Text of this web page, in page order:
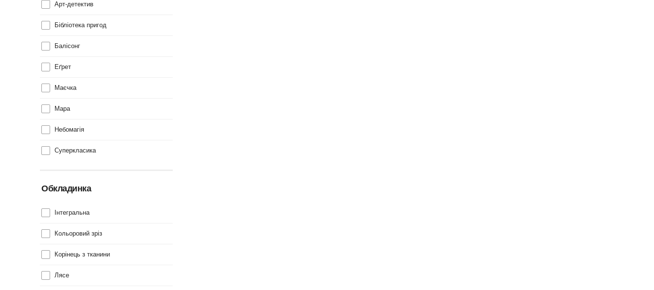
Арт-детектив
Бібліотека пригод
Балісонг
Еґрет
Маєчка
Мара
Небомагія
Суперкласика
Обкладинка
Інтегральна
Кольоровий зріз
Корінець з тканини
Лясе